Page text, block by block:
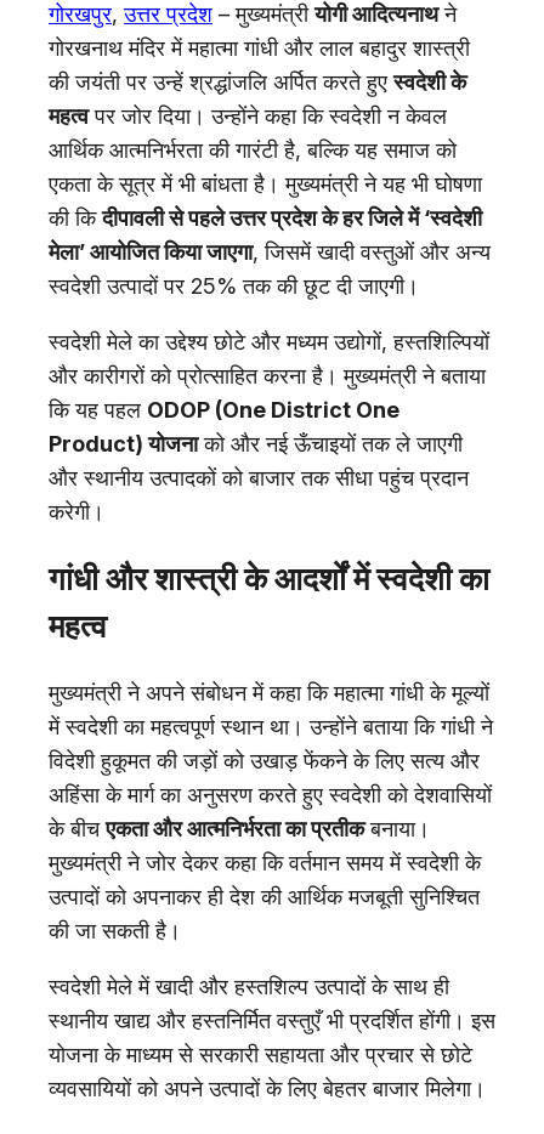
गोरखपुर,उत्तर प्रदेश – मुख्यमंत्रीयोगी आदित्यनाथने
गोरखनाथ मंदिर में महात्मा गांधी और लाल बहादुर शास्त्री
की जयंती पर उन्हें श्रद्धांजलि अर्पित करते हुएस्वदेशी के
महत्वपर जोर दिया। उन्होंने कहा कि स्वदेशी न केवल
आर्थिक आत्मनिर्भरता की गारंटी है, बल्कि यह समाज को
एकता के सूत्र में भी बांधता है। मुख्यमंत्री ने यह भी घोषणा
की किदीपावली से पहले उत्तर प्रदेश के हर जिले में ‘स्वदेशी
मेला’ आयोजित किया जाएगा, जिसमें खादी वस्तुओं और अन्य
स्वदेशी उत्पादों पर 25% तक की छूट दी जाएगी।
स्वदेशी मेले का उद्देश्य छोटे और मध्यम उद्योगों, हस्तशिल्पियों
और कारीगरों को प्रोत्साहित करना है। मुख्यमंत्री ने बताया
कि यह पहल ODOP (One District One
Product) योजनाको और नई ऊँचाइयों तक ले जाएगी
और स्थानीय उत्पादकों को बाजार तक सीधा पहुंच प्रदान
करेगी।
गांधी और शास्त्री के आदर्शों में स्वदेशी का
महत्व
मुख्यमंत्री ने अपने संबोधन में कहा कि महात्मा गांधी के मूल्यों
में स्वदेशी का महत्वपूर्ण स्थान था। उन्होंने बताया कि गांधी ने
विदेशी हुकूमत की जड़ों को उखाड़ फेंकने के लिए सत्य और
अहिंसा के मार्ग का अनुसरण करते हुए स्वदेशी को देशवासियों
के बीचएकता और आत्मनिर्भरता का प्रतीकबनाया।
मुख्यमंत्री ने जोर देकर कहा कि वर्तमान समय में स्वदेशी के
उत्पादों को अपनाकर ही देश की आर्थिक मजबूती सुनिश्चित
की जा सकती है।
स्वदेशी मेले में खादी और हस्तशिल्प उत्पादों के साथ ही
स्थानीय खाद्य और हस्तनिर्मित वस्तुएँ भी प्रदर्शित होंगी। इस
योजना के माध्यम से सरकारी सहायता और प्रचार से छोटे
व्यवसायियों को अपने उत्पादों के लिए बेहतर बाजार मिलेगा।